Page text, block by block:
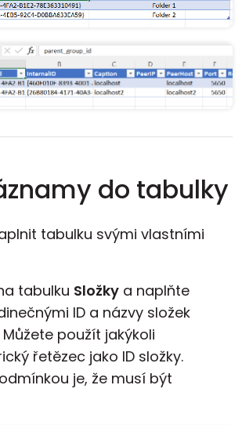
do tabulky
tabulku svými vlastními
tabulku Složky a naplňte
ID a názvy složek
použít jakýkoli
řetězec jako ID složky.
je, že musí být